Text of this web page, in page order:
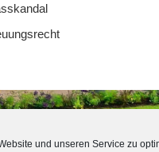
und unseren Service zu